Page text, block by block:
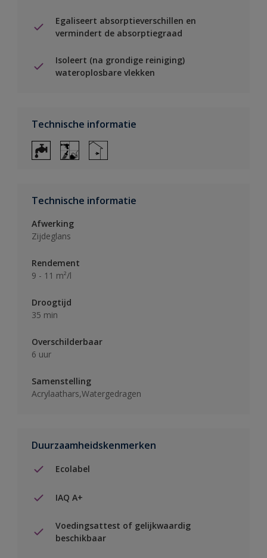
Egaliseert absorptieverschillen en
vermindert de absorptiegraad
Isoleert (na grondige reiniging)
wateroplosbare vlekken
Technische informatie
Technische informatie
Afwerking
Zijdeglans
Rendement
9 - 11 m²/l
Droogtijd
35 min
Overschilderbaar
6 uur
Samenstelling
Acrylaathars,Watergedragen
Duurzaamheidskenmerken
Ecolabel
IAQ A+
Voedingsattest of gelijkwaardig
beschikbaar